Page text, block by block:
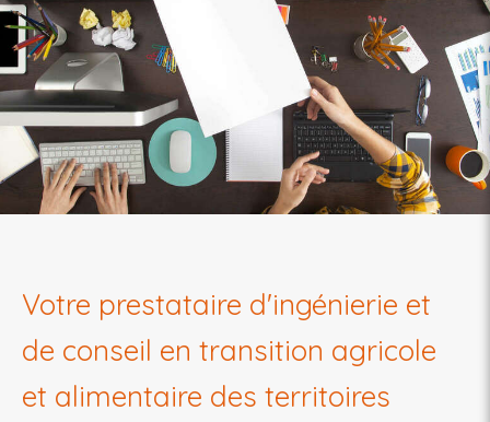
Votre prestataire d'ingénierie et
de conseil en transition agricole
et alimentaire des territoires